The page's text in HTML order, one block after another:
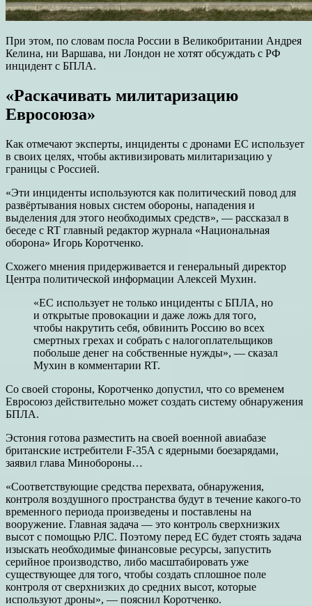
При этом, по словам посла России в Великобритании Андрея
Келина, ни Варшава, ни Лондон не хотят обсуждать с РФ
инцидент с БПЛА.
«Раскачивать милитаризацию
Евросоюза»
Как отмечают эксперты, инциденты с дронами ЕС использует
в своих целях, чтобы активизировать милитаризацию у
границы с Россией.
«Эти инциденты используются как политический повод для
развёртывания новых систем обороны, нападения и
выделения для этого необходимых средств», — рассказал в
беседе с RT главный редактор журнала «Национальная
оборона» Игорь Коротченко.
Схожего мнения придерживается и генеральный директор
Центра политической информации Алексей Мухин.
«ЕС использует не только инциденты с БПЛА, но
и открытые провокации и даже ложь для того,
чтобы накрутить себя, обвинить Россию во всех
смертных грехах и собрать с налогоплательщиков
побольше денег на собственные нужды», — сказал
Мухин в комментарии RT.
Со своей стороны, Коротченко допустил, что со временем
Евросоюз действительно может создать систему обнаружения
БПЛА.
Эстония готова разместить на своей военной авиабазе
британские истребители F-35А с ядерными боезарядами,
заявил глава Минобороны…
«Соответствующие средства перехвата, обнаружения,
контроля воздушного пространства будут в течение какого-то
временного периода произведены и поставлены на
вооружение. Главная задача — это контроль сверхнизких
высот с помощью РЛС. Поэтому перед ЕС будет стоять задача
изыскать необходимые финансовые ресурсы, запустить
серийное производство, либо масштабировать уже
существующее для того, чтобы создать сплошное поле
контроля от сверхнизких до средних высот, которые
используют дроны», — пояснил Коротченко.